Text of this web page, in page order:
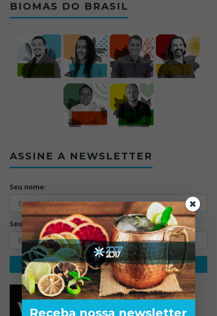
BIOMAS DO BRASIL
ASSINE A NEWSLETTER
Seu nome:
Seu email:
Receba nossa newsletter